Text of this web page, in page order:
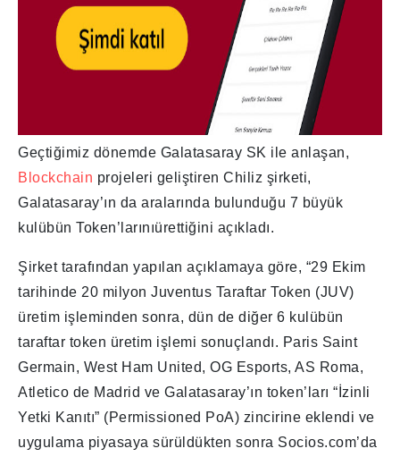
Geçtiğimiz dönemde Galatasaray SK ile anlaşan,
Blockchain projeleri geliştiren Chiliz şirketi,
Galatasaray’ın da aralarında bulunduğu 7 büyük
kulübün Token’larınıürettiğini açıkladı.
Şirket tarafından yapılan açıklamaya göre, “29 Ekim
tarihinde 20 milyon Juventus Taraftar Token (JUV)
üretim işleminden sonra, dün de diğer 6 kulübün
taraftar token üretim işlemi sonuçlandı. Paris Saint
Germain, West Ham United, OG Esports, AS Roma,
Atletico de Madrid ve Galatasaray’ın token’ları “İzinli
Yetki Kanıtı” (Permissioned PoA) zincirine eklendi ve
uygulama piyasaya sürüldükten sonra Socios.com’da